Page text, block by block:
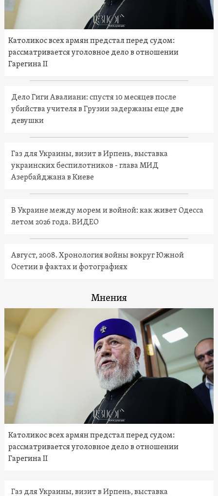
Католикос всех армян предстал перед судом:
рассматривается уголовное дело в отношении
Гарегина II
Дело Гиги Авалиани: спустя 10 месяцев после
убийства учителя в Грузии задержаны еще две
девушки
Газ для Украины, визит в Ирпень, выставка
украинских беспилотников - глава МИД
Азербайджана в Киеве
В Украине между морем и войной: как живет Одесса
летом 2026 года. ВИДЕО
Август, 2008. Хронология войны вокруг Южной
Осетии в фактах и фотографиях
Мнения
Католикос всех армян предстал перед судом:
рассматривается уголовное дело в отношении
Гарегина II
Газ для Украины, визит в Ирпень, выставка